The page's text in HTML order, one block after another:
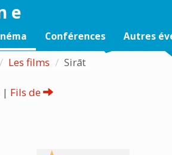
e
Conférences Autres
Les films Sirāt
| Fils de